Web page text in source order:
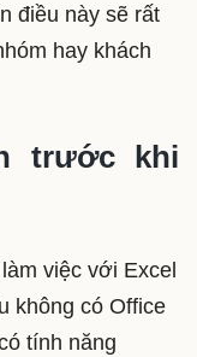
điều này sẽ rất
hay khách
trước khi
việc với Excel
không có Office
tính năng